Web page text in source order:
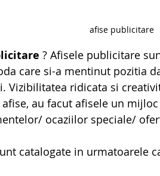
afise publicitare
? Afisele publicitare
care si-a mentinut pozitia
Vizibilitatea ridicata si
au facut afisele un
ocaziilor speciale/
catalogate in urmatoarele